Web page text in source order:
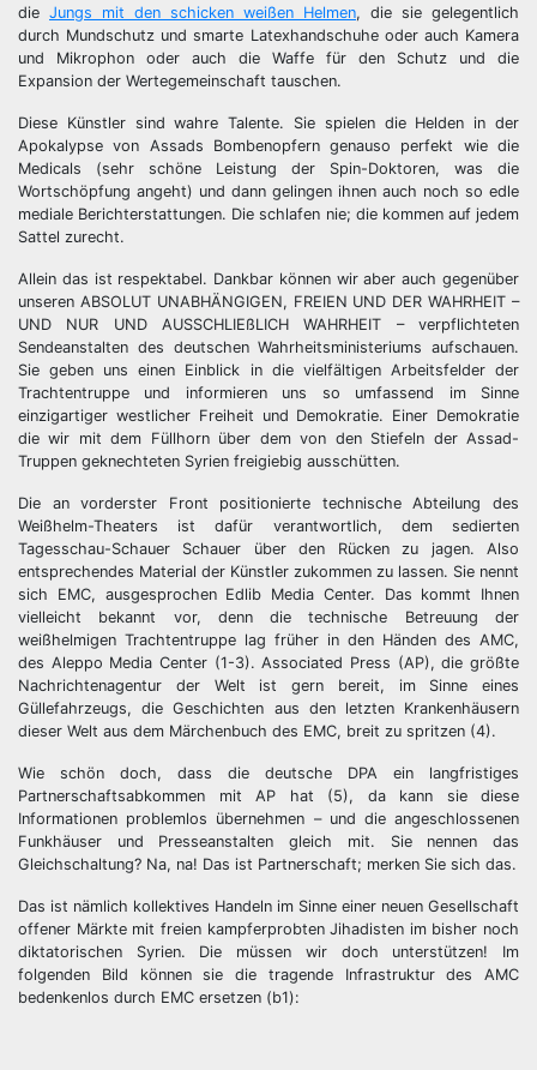
die Jungs mit den schicken weißen Helmen, die sie gelegentlich
durch Mundschutz und smarte Latexhandschuhe oder auch Kamera
und Mikrophon oder auch die Waffe für den Schutz und die
Expansion der Wertegemeinschaft tauschen.
Diese Künstler sind wahre Talente. Sie spielen die Helden in der
Apokalypse von Assads Bombenopfern genauso perfekt wie die
Medicals (sehr schöne Leistung der Spin-Doktoren, was die
Wortschöpfung angeht) und dann gelingen ihnen auch noch so edle
mediale Berichterstattungen. Die schlafen nie; die kommen auf jedem
Sattel zurecht.
Allein das ist respektabel. Dankbar können wir aber auch gegenüber
unseren ABSOLUT UNABHÄNGIGEN, FREIEN UND DER WAHRHEIT –
UND NUR UND AUSSCHLIEßLICH WAHRHEIT – verpflichteten
Sendeanstalten des deutschen Wahrheitsministeriums aufschauen.
Sie geben uns einen Einblick in die vielfältigen Arbeitsfelder der
Trachtentruppe und informieren uns so umfassend im Sinne
einzigartiger westlicher Freiheit und Demokratie. Einer Demokratie
die wir mit dem Füllhorn über dem von den Stiefeln der Assad-
Truppen geknechteten Syrien freigiebig ausschütten.
Die an vorderster Front positionierte technische Abteilung des
Weißhelm-Theaters ist dafür verantwortlich, dem sedierten
Tagesschau-Schauer Schauer über den Rücken zu jagen. Also
entsprechendes Material der Künstler zukommen zu lassen. Sie nennt
sich EMC, ausgesprochen Edlib Media Center. Das kommt Ihnen
vielleicht bekannt vor, denn die technische Betreuung der
weißhelmigen Trachtentruppe lag früher in den Händen des AMC,
des Aleppo Media Center (1-3). Associated Press (AP), die größte
Nachrichtenagentur der Welt ist gern bereit, im Sinne eines
Güllefahrzeugs, die Geschichten aus den letzten Krankenhäusern
dieser Welt aus dem Märchenbuch des EMC, breit zu spritzen (4).
Wie schön doch, dass die deutsche DPA ein langfristiges
Partnerschaftsabkommen mit AP hat (5), da kann sie diese
Informationen problemlos übernehmen – und die angeschlossenen
Funkhäuser und Presseanstalten gleich mit. Sie nennen das
Gleichschaltung? Na, na! Das ist Partnerschaft; merken Sie sich das.
Das ist nämlich kollektives Handeln im Sinne einer neuen Gesellschaft
offener Märkte mit freien kampferprobten Jihadisten im bisher noch
diktatorischen Syrien. Die müssen wir doch unterstützen! Im
folgenden Bild können sie die tragende Infrastruktur des AMC
bedenkenlos durch EMC ersetzen (b1):